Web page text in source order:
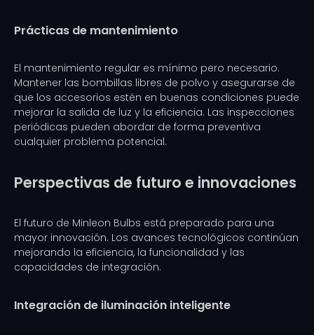
Prácticas de mantenimiento
El mantenimiento regular es mínimo pero necesario.
Mantener las bombillas libres de polvo y asegurarse de
que los accesorios estén en buenas condiciones puede
mejorar la salida de luz y la eficiencia. Las inspecciones
periódicas pueden abordar de forma preventiva
cualquier problema potencial.
Perspectivas de futuro e innovaciones
El futuro de Minleon Bulbs está preparado para una
mayor innovación. Los avances tecnológicos continúan
mejorando la eficiencia, la funcionalidad y las
capacidades de integración.
Integración de iluminación inteligente